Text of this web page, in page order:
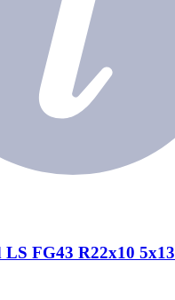
LS FG43 R22x10